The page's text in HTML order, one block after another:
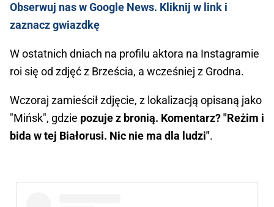
Obserwuj nas w Google News. Kliknij w link i
zaznacz gwiazdkę
W ostatnich dniach na profilu aktora na Instagramie
roi się od zdjęć z Brześcia, a wcześniej z Grodna.
Wczoraj zamieścił zdjęcie, z lokalizacją opisaną jako
"Mińsk", gdzie pozuje z bronią. Komentarz? "Reżim i
bida w tej Białorusi. Nic nie ma dla ludzi".